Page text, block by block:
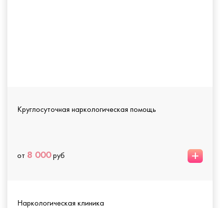
Круглосуточная наркологическая помощь
от 8 000руб +
Наркологическая клиника